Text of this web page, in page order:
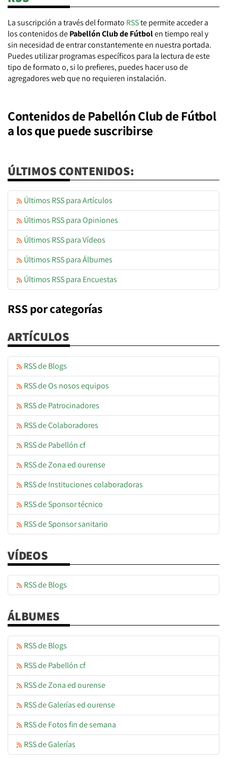
La suscripción a través del formato RSSte permite acceder a
los contenidos dePabellón Club de Fútbolen tiempo real y
sin necesidad de entrar constantemente en nuestra portada.
Puedes utilizar programas específicos para la lectura de este
tipo de formato o, si lo prefieres, puedes hacer uso de
agregadores web que no requieren instalación.
Contenidos de Pabellón Club de Fútbol
a los que puede suscribirse
ÚLTIMOS CONTENIDOS:
Últimos RSS para Artículos
Últimos RSS para Opiniones
Últimos RSS para Vídeos
Últimos RSS para Álbumes
Últimos RSS para Encuestas
RSS por categorías
ARTÍCULOS
RSS de Blogs
RSS de Os nosos equipos
RSS de Patrocinadores
RSS de Colaboradores
RSS de Pabellón cf
RSS de Zona ed ourense
RSS de Instituciones colaboradoras
RSS de Sponsor técnico
RSS de Sponsor sanitario
VÍDEOS
RSS de Blogs
ÁLBUMES
RSS de Blogs
RSS de Pabellón cf
RSS de Zona ed ourense
RSS de Galerías ed ourense
RSS de Fotos fin de semana
RSS de Galerías